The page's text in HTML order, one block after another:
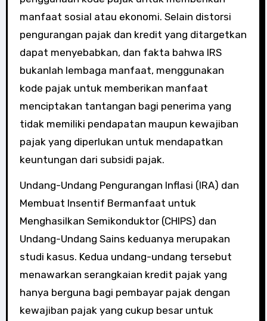
manfaat sosial atau ekonomi. Selain distorsi
pengurangan pajak dan kredit yang ditargetkan
dapat menyebabkan, dan fakta bahwa IRS
bukanlah lembaga manfaat, menggunakan
kode pajak untuk memberikan manfaat
menciptakan tantangan bagi penerima yang
tidak memiliki pendapatan maupun kewajiban
pajak yang diperlukan untuk mendapatkan
keuntungan dari subsidi pajak.
Undang-Undang Pengurangan Inflasi (IRA) dan
Membuat Insentif Bermanfaat untuk
Menghasilkan Semikonduktor (CHIPS) dan
Undang-Undang Sains keduanya merupakan
studi kasus. Kedua undang-undang tersebut
menawarkan serangkaian kredit pajak yang
hanya berguna bagi pembayar pajak dengan
kewajiban pajak yang cukup besar untuk